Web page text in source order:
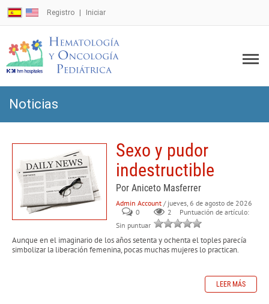
Registro Iniciar
Noticias
Sexo y pudor
indestructible
Por Aniceto Masferrer
Admin Account / jueves, 6 de agosto de 2026
0
2
Puntuación de artículo:
Sin puntuar
Aunque en el imaginario de los años setenta y ochenta el toples parecía
simbolizar la liberación femenina, pocas muchas mujeres lo practican.
LEER MÁS